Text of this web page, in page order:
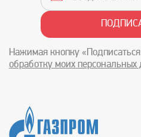
Нажимая кнопку
обработку моих персональных